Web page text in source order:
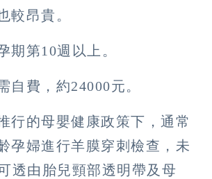
較昂貴。
期第10週以上。
自費，約24000元。
行的母嬰健康政策下，通常
孕婦進行羊膜穿刺檢查，未
透由胎兒頸部透明帶及母